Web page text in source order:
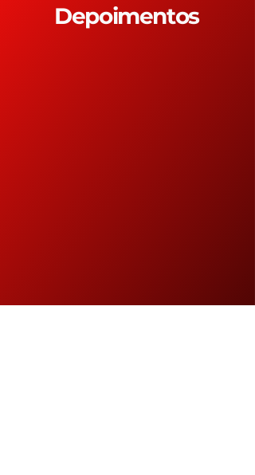
Depoimentos